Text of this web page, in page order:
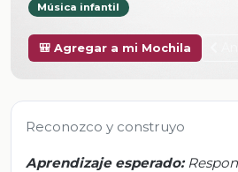
Música infantil
🎒 Agregar a mi Mochila
Reconozco y construyo
Aprendizaje esperado: